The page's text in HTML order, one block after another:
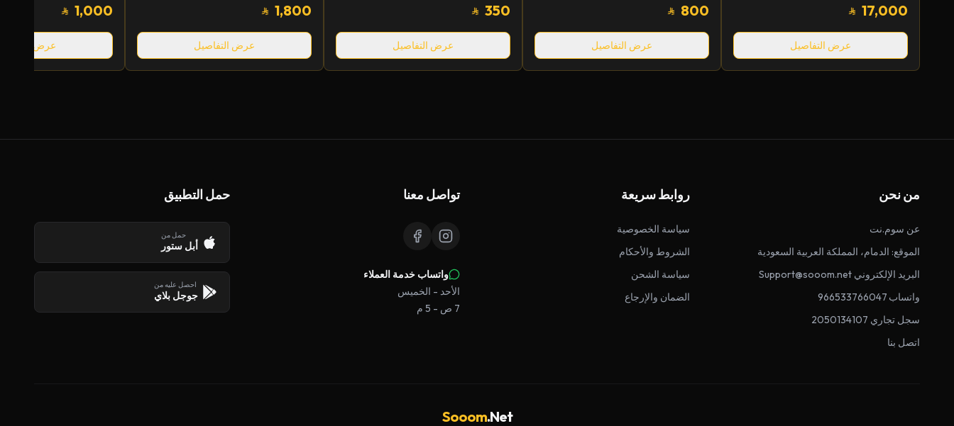
17,000
عرض التفاصيل
800
عرض التفاصيل
350
عرض التفاصيل
1,800
عرض التفاصيل
1,000
عرض
من نحن
عن سوم.نت
الموقع: الدمام، المملكة العربية السعودية
البريد الإلكتروني Support@sooom.net
واتساب 966533766047
سجل تجاري 2050134107
اتصل بنا
روابط سريعة
سياسة الخصوصية
الشروط والأحكام
سياسة الشحن
الضمان والإرجاع
تواصل معنا
واتساب خدمة العملاء
الأحد - الخميس
7 ص - 5 م
حمل التطبيق
حمل من
أبل ستور
احصل عليه من
جوجل بلاي
Sooom.Net